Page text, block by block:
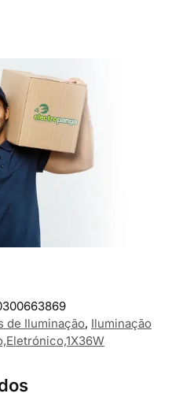
de Iluminação, Iluminação